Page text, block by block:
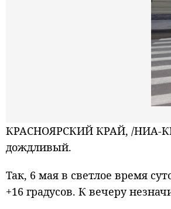
КРАСНОЯРСКИЙ КРАЙ, /НИА-
дождливый.
Так, 6 мая в светлое время
+16 градусов. К вечеру